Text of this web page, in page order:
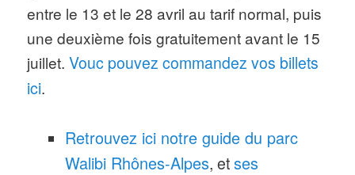
entre le 13 et le 28 avril au tarif normal, puis
une deuxième fois gratuitement avant le 15
juillet.Vouc pouvez commandez vos billets
ici.
Retrouvez ici notre guide du parc
Walibi Rhônes-Alpes, etses